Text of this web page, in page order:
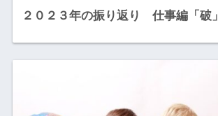
２０２３年の振り返り 仕事編「破」